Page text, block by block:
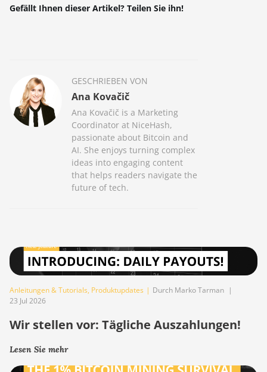
Gefällt Ihnen dieser Artikel? Teilen Sie ihn!
GESCHRIEBEN VON
Ana Kovačič
Ana Kovačič is a Marketing
Coordinator at NiceHash,
passionate about Bitcoin and
AI. She enjoys turning complex
ideas into engaging content
that helps readers navigate the
future of tech.
Anleitungen & Tutorials, Produktupdates | Durch Marko Tarman |
23 Jul 2026
Wir stellen vor: Tägliche Auszahlungen!
Lesen Sie mehr